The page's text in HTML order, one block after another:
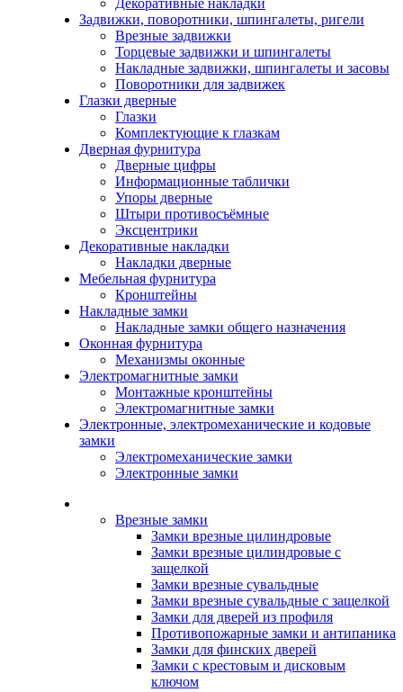
Декоративные накладки
Задвижки, поворотники, шпингалеты, ригели
Врезные задвижки
Торцевые задвижки и шпингалеты
Накладные задвижки, шпингалеты и засовы
Поворотники для задвижек
Глазки дверные
Глазки
Комплектующие к глазкам
Дверная фурнитура
Дверные цифры
Информационные таблички
Упоры дверные
Штыри противосъёмные
Эксцентрики
Декоративные накладки
Накладки дверные
Мебельная фурнитура
Кронштейны
Накладные замки
Накладные замки общего назначения
Оконная фурнитура
Механизмы оконные
Электромагнитные замки
Монтажные кронштейны
Электромагнитные замки
Электронные, электромеханические и кодовые
замки
Электромеханические замки
Электронные замки
Врезные замки
Замки врезные цилиндровые
Замки врезные цилиндровые с
защелкой
Замки врезные сувальдные
Замки врезные сувальдные с защелкой
Замки для дверей из профиля
Противопожарные замки и антипаника
Замки для финских дверей
Замки с крестовым и дисковым
ключом